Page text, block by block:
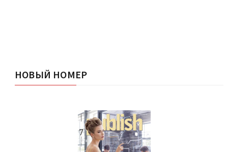
НОВЫЙ НОМЕР